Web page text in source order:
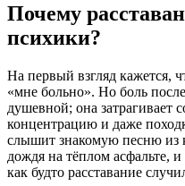
Почему
психики?
На первый взгляд кажется,
«мне больно». Но боль
душевной; она затрагивает
концентрацию и даже
слышит знакомую песню из
дождя на тёплом асфальте,
как будто расставание